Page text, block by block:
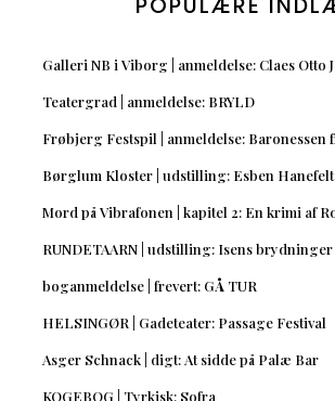
Galleri NB i Viborg | anmeldelse: Claes Otto
Teatergrad | anmeldelse: BRYLD
Frøbjerg Festspil | anmeldelse: Baronessen
Børglum Kloster | udstilling: Esben Hanefelt
Mord på Vibrafonen | kapitel 2: En krimi af
RUNDETAARN | udstilling: Isens brydninger
boganmeldelse | frevert: GÅ TUR
HELSINGØR | Gadeteater: Passage Festival
Asger Schnack | digt: At sidde på Palæ Bar
KOGEBOG | Tyrkisk: Sofra